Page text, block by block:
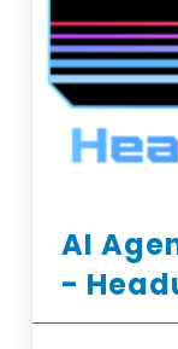
—— 支援雲
IT 要求。 針對 政府機構，SotaAgents 已協
助培訓人員
「法律 AI
與政策。
國及越南
售與旅遊
AI
-
平台